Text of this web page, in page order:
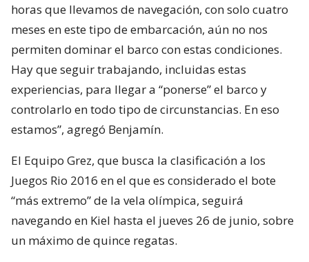
horas que llevamos de navegación, con solo cuatro
meses en este tipo de embarcación, aún no nos
permiten dominar el barco con estas condiciones.
Hay que seguir trabajando, incluidas estas
experiencias, para llegar a “ponerse” el barco y
controlarlo en todo tipo de circunstancias. En eso
estamos”, agregó Benjamín.
El Equipo Grez, que busca la clasificación a los
Juegos Rio 2016 en el que es considerado el bote
“más extremo” de la vela olímpica, seguirá
navegando en Kiel hasta el jueves 26 de junio, sobre
un máximo de quince regatas.